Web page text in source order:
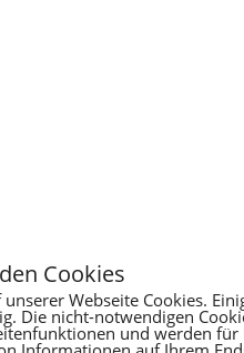
Cookies
Webseite Cookies.
Die nicht-notwendigen
und werden